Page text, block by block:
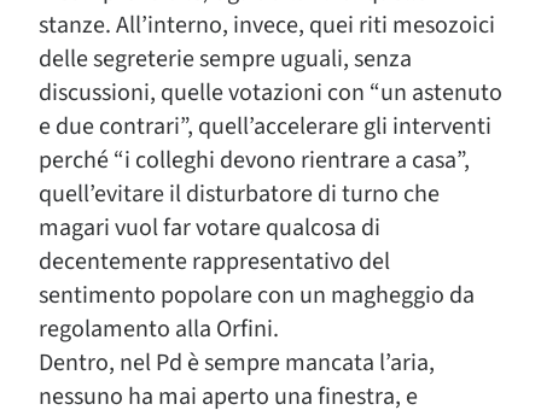
stanze. All’interno, invece, quei riti mesozoici
delle segreterie sempre uguali, senza
discussioni, quelle votazioni con “un astenuto
e due contrari”, quell’accelerare gli interventi
perché “i colleghi devono rientrare a casa”,
quell’evitare il disturbatore di turno che
magari vuol far votare qualcosa di
decentemente rappresentativo del
sentimento popolare con un magheggio da
regolamento alla Orfini.
Dentro, nel Pd è sempre mancata l’aria,
nessuno ha mai aperto una finestra, e